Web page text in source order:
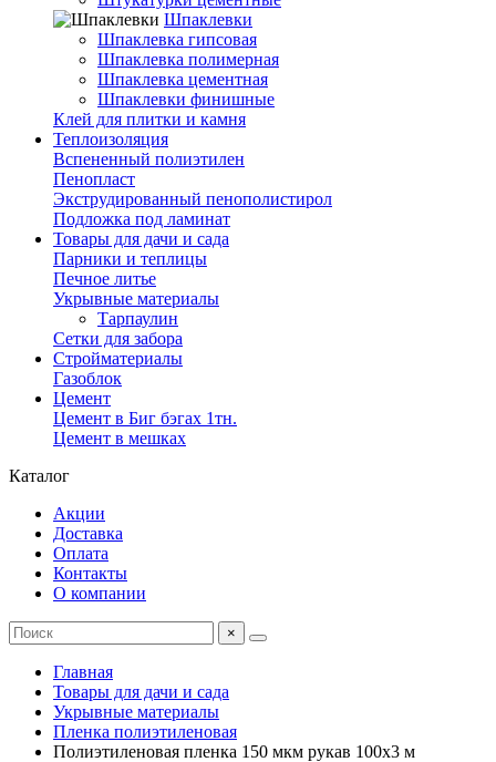
Шпаклевки
Шпаклевка гипсовая
Шпаклевка полимерная
Шпаклевка цементная
Шпаклевки финишные
Клей для плитки и камня
Теплоизоляция
Вспененный полиэтилен
Пенопласт
Экструдированный пенополистирол
Подложка под ламинат
Товары для дачи и сада
Парники и теплицы
Печное литье
Укрывные материалы
Тарпаулин
Сетки для забора
Стройматериалы
Газоблок
Цемент
Цемент в Биг бэгах 1тн.
Цемент в мешках
Каталог
Акции
Доставка
Оплата
Контакты
О компании
×
Главная
Товары для дачи и сада
Укрывные материалы
Пленка полиэтиленовая
Полиэтиленовая пленка 150 мкм рукав 100х3 м